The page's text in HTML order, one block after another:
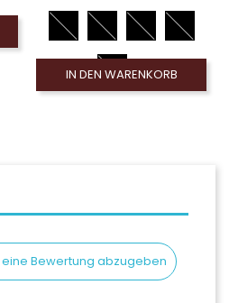
IN DEN WARENKORB
eine Bewertung abzugeben